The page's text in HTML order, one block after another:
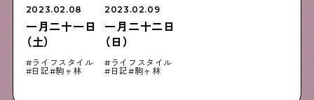
2023.02.08
一月二十一日
（土）
ライフスタイル
日記
駒ヶ林
2023.02.09
一月二十二日
（日）
ライフスタイル
日記
駒ヶ林